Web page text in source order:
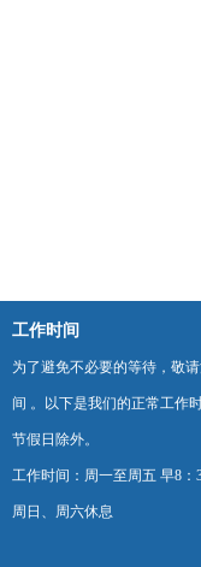
工作时间
为了避免不必要的等待，敬
间 。以下是我们的正常工作
节假日除外。
工作时间：周一至周五 早8：
周日、周六休息